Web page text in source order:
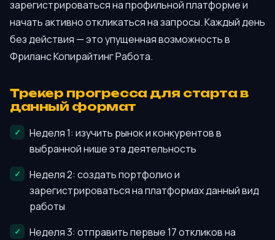
зарегистрироваться на профильной платформе и
начать активно откликаться на запросы. Каждый день
без действия — это упущенная возможность в
Фриланс Копирайтинг Работа.
Трекер прогресса для старта в
данный формат
Неделя 1: изучить рынок и конкурентов в
выбранной нише эта деятельность
Неделя 2: создать портфолио и
зарегистрироваться на платформах данный вид
работы
Неделя 3: отправить первые 17 откликов на